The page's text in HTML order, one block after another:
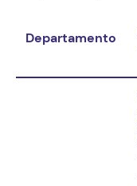
Departamento